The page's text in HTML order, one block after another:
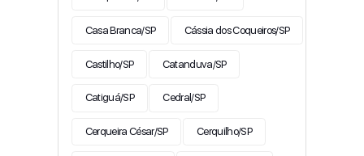
Casa Branca/SP Cássia dos Coqueiros/SP
Castilho/SP Catanduva/SP
Catiguá/SP Cedral/SP
Cerqueira César/SP Cerquilho/SP